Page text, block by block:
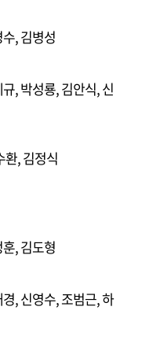
, 김병성
, 박성룡, 김안식, 신
환, 김정식
, 김도형
, 신영수, 조범근, 하